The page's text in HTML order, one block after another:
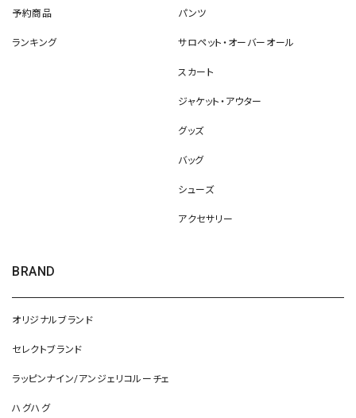
予約商品
ランキング
パンツ
サロペット・オーバーオール
スカート
ジャケット・アウター
グッズ
バッグ
シューズ
アクセサリー
BRAND
オリジナルブランド
セレクトブランド
ラッピンナイン/アンジェリコルーチェ
ハグハグ